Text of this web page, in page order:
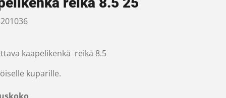
kaapelikenkä reikä 8.5
kuparille.